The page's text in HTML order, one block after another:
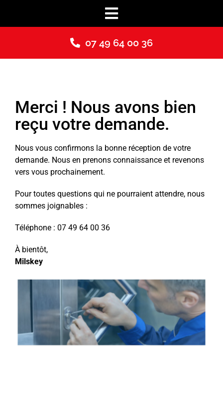
contenu
Toggle
Navigation
Accueil
Contact
07 49 64 00 36
Merci ! Nous avons bien
reçu votre demande.
Nous vous confirmons la bonne réception de votre
demande. Nous en prenons connaissance et revenons
vers vous prochainement.
Pour toutes questions qui ne pourraient attendre, nous
sommes joignables :
Téléphone : 07 49 64 00 36
À bientôt,
Milskey